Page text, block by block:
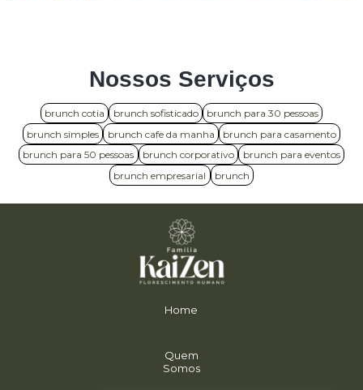
Nossos Serviços
brunch cotia brunch sofisticado
brunch para 30 pessoas
brunch simples
brunch cafe da manha
brunch para casamento
brunch para 50 pessoas
brunch corporativo
brunch para eventos
brunch empresarial
brunch
Home
Quem
Somos